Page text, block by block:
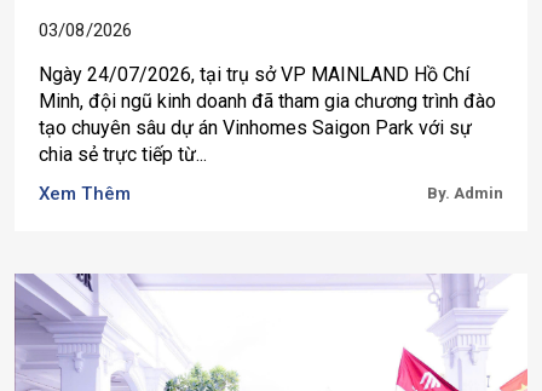
03/08/2026
Ngày 24/07/2026, tại trụ sở VP MAINLAND Hồ Chí
Minh, đội ngũ kinh doanh đã tham gia chương trình đào
tạo chuyên sâu dự án Vinhomes Saigon Park với sự
chia sẻ trực tiếp từ...
Xem Thêm By. Admin